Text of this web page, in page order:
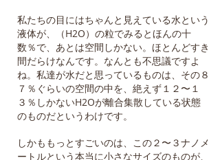
私たちの目にはちゃんと見えている水という
液体が、（H2O）の粒でみるとほんの十
数％で、あとは空間しかない。ほとんどすき
間だらけなんです。なんとも不思議ですよ
ね。私達が水だと思っているものは、その８
７％ぐらいの空間の中を、絶えず１２〜１
３％しかないH2Oが離合集散している状態
のものだというわけです。
しかももっとすごいのは、この２〜３ナノメ
ートルという本当に小さなサイズのものが、